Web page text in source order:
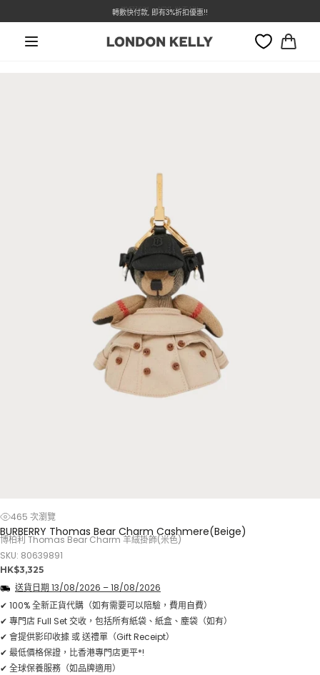
轉數快付款, 即有3%折扣優惠!!
465 次瀏覽
BURBERRY Thomas Bear Charm Cashmere(Beige)
博柏利 Thomas Bear Charm 羊絨掛飾(米色)
SKU: 80639891
正
價
格
HK$3,325
送貨日期 13/08/2026 –18/08/2026
✔ 100% 全新正貨代購（如有需要可以陪驗，費用自費）
✔ 專門店 Full Set 交收，包括所有紙袋、紙盒、塵袋（如有）
✔ 會提供影印收據 或 送禮單（Gift Receipt）
✔ 最低價格保證，比香港專門店更平*!
✔ 全球保養服務（如品牌適用）